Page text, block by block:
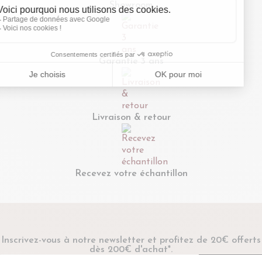
Showroom
Garantie 3 ans
Livraison & retour
Recevez votre échantillon
Inscrivez-vous à notre newsletter et profitez de 20€ offerts
dès 200€ d'achat*.